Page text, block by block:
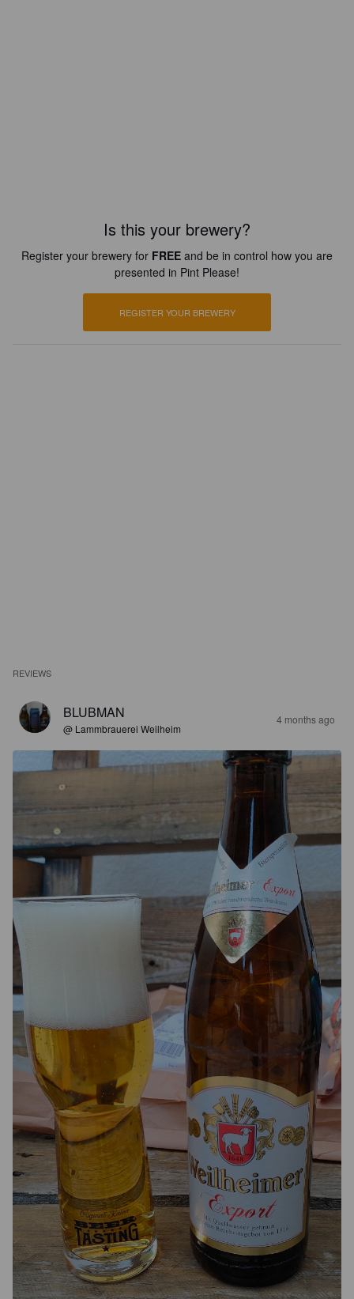
Is this your brewery?
Register your brewery for FREE and be in control how you are
presented in Pint Please!
REGISTER YOUR BREWERY
REVIEWS
BLUBMAN
@ Lammbrauerei Weilheim
4 months ago